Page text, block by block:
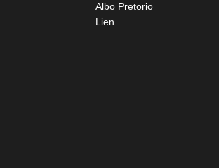
Albo Pretorio
Lien